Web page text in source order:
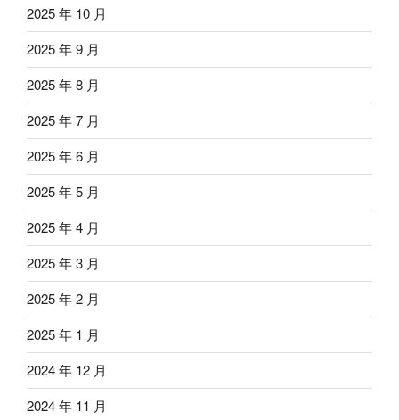
2025 年 10 月
2025 年 9 月
2025 年 8 月
2025 年 7 月
2025 年 6 月
2025 年 5 月
2025 年 4 月
2025 年 3 月
2025 年 2 月
2025 年 1 月
2024 年 12 月
2024 年 11 月